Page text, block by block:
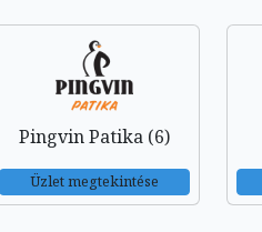
Pingvin Patika (6)
Üzlet megtekintése